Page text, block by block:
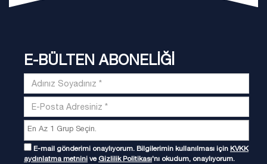
E-BÜLTEN ABONELİĞİ
E-mail gönderimi onaylıyorum. Bilgilerimin kullanılması için KVKK
aydınlatma metnini ve Gizlilik Politikası'nı okudum, onaylıyorum.